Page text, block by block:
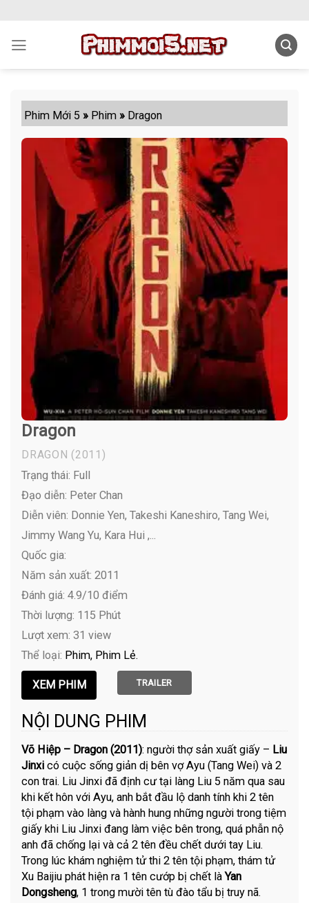
content
Phim Mới 5 » Phim » Dragon
Dragon
DRAGON (2011)
Trạng thái: Full
Đạo diễn: Peter Chan
Diễn viên: Donnie Yen, Takeshi Kaneshiro, Tang Wei,
Jimmy Wang Yu, Kara Hui ,...
Quốc gia:
Năm sản xuất: 2011
Đánh giá: 4.9/10 điểm
Thời lượng: 115 Phút
Lượt xem: 31 view
Thể loại: Phim Phim Lẻ
TRAILER
NỘI DUNG PHIM
Võ Hiệp – Dragon (2011): người thợ sản xuất giấy – Liu
Jinxi có cuộc sống giản dị bên vợ Ayu (Tang Wei) và 2
con trai. Liu Jinxi đã định cư tại làng Liu 5 năm qua sau
khi kết hôn với Ayu, anh bắt đầu lộ danh tính khi 2 tên
tội phạm vào làng và hành hung những người trong tiệm
giấy khi Liu Jinxi đang làm việc bên trong, quá phẫn nộ
anh đã chống lại và cả 2 tên đều chết dưới tay Liu.
Trong lúc khám nghiệm tử thi 2 tên tội phạm, thám tử
Xu Baijiu phát hiện ra 1 tên cướp bị chết làYan
Dongsheng, 1 trong mười tên tù đào tẩu bị truy nã.